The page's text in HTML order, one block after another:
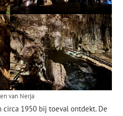
van Nerja
1950 bij toeval ontdekt. De